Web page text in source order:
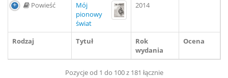
Rodzaj Tytuł
Rok
wydania
Ocena
Powieść
Mój
pionowy
świat
2014
Pozycje od 1 do 100 z 181 łącznie